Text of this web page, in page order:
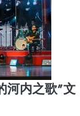
河内之歌”文